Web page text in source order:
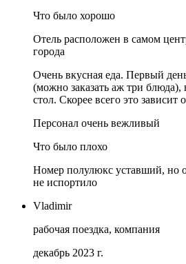
Что было хорошо
Отель расположен в самом
города
Очень вкусная еда. Первый
(можно заказать аж три блюда),
стол. Скорее всего это зависит
Персонал очень вежливый
Что было плохо
Номер полулюкс уставший, но
не испортило
Vladimir
рабочая поездка, компания
декабрь 2023 г.